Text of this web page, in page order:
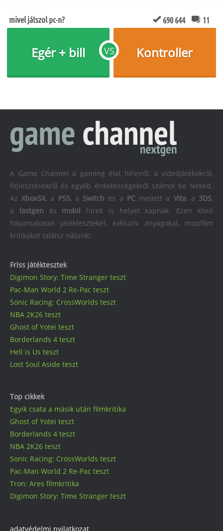
mivel játszol pc-n? 690 644 11
VS
Egér + bill Kontroller
Friss játéktesztek
Digimon Story: Time Stranger teszt
Pac-Man World 2 Re-Pac teszt
Sonic Racing: CrossWorlds teszt
NBA 2K26 teszt
Ghost of Yotei teszt
Borderlands 4 teszt
Hell is Us teszt
Lost Soul Aside teszt
Top cikkek
Egyik csata a másik után filmkritika
Ghost of Yotei teszt
Borderlands 4 teszt
NBA 2K26 teszt
Sonic Racing: CrossWorlds teszt
Pac-Man World 2 Re-Pac teszt
Tron: Ares filmkritika
Digimon Story: Time Stranger teszt
A Game Channel a gaming élet híreiről, a videójátékokról,
fejlesztésekről és egyéb érdekességekről számol be Neked.
AzXboxSX, a PS5, a Switch és a PCmellett a Vita, a 3DS,
a
lastgen és mobil
hírek is helyet kapnak. Ezen kívül
folyamatosan játékteszteket, exkluzív anyagokat, mozifilm
kritikákat találsz nálunk!
adatvédelmi nyilatkozat